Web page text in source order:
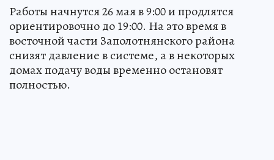
Работы начнутся 26 мая в 9:00 и продлятся
ориентировочно до 19:00. На это время в
восточной части Заполотнянского района
снизят давление в системе, а в некоторых
домах подачу воды временно остановят
полностью.